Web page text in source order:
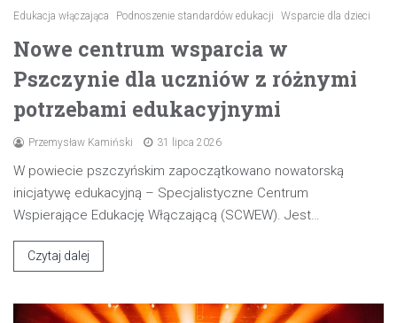
Edukacja włączająca Podnoszenie standardów edukacji Wsparcie dla dzieci
Nowe centrum wsparcia w
Pszczynie dla uczniów z różnymi
potrzebami edukacyjnymi
Przemysław Kamiński 31 lipca 2026
W powiecie pszczyńskim zapoczątkowano nowatorską
inicjatywę edukacyjną – Specjalistyczne Centrum
Wspierające Edukację Włączającą (SCWEW). Jest…
Czytaj dalej